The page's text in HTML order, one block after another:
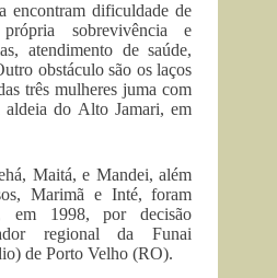
encontram dificuldade de
sobrevivência e
atendimento de saúde,
obstáculo são os laços
três mulheres juma com
do Alto Jamari, em
Maitá, e Mandei, além
Marimã e Inté, foram
em 1998, por decisão
regional da Funai
de Porto Velho (RO).